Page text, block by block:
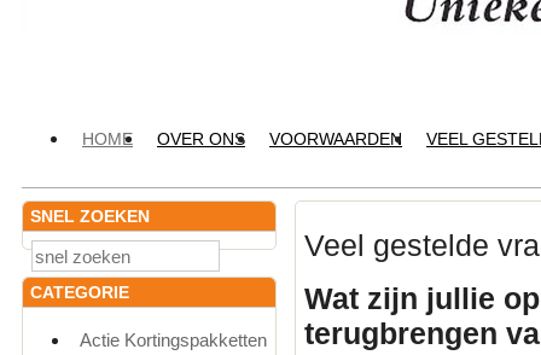
HOME OVER ONS VOORWAARDEN VEEL
SNEL ZOEKEN
CATEGORIE
Actie Kortingspakketten
Veel gestelde
Wat zijn jullie
terugbrengen